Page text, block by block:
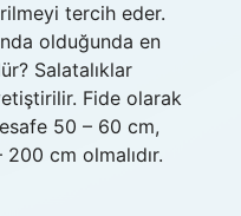
tercih eder.
olduğunda en
Salatalıklar
Fide olarak
50 – 60 cm,
200 cm olmalıdır.